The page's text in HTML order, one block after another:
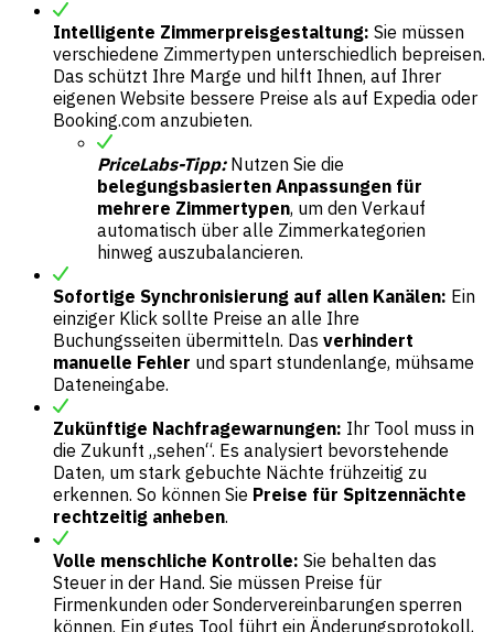
Intelligente Zimmerpreisgestaltung: Sie müssen
verschiedene Zimmertypen unterschiedlich bepreisen.
Das schützt Ihre Marge und hilft Ihnen, auf Ihrer
eigenen Website bessere Preise als auf Expedia oder
Booking.com anzubieten.
PriceLabs-Tipp:Nutzen Sie die
belegungsbasierten Anpassungen für
mehrere Zimmertypen, um den Verkauf
automatisch über alle Zimmerkategorien
hinweg auszubalancieren.
Sofortige Synchronisierung auf allen Kanälen: Ein
einziger Klick sollte Preise an alle Ihre
Buchungsseiten übermitteln. Das verhindert
manuelle Fehler und spart stundenlange, mühsame
Dateneingabe.
Zukünftige Nachfragewarnungen: Ihr Tool muss in
die Zukunft „sehen“. Es analysiert bevorstehende
Daten, um stark gebuchte Nächte frühzeitig zu
erkennen. So können Sie Preise für Spitzennächte
rechtzeitig anheben.
Volle menschliche Kontrolle: Sie behalten das
Steuer in der Hand. Sie müssen Preise für
Firmenkunden oder Sondervereinbarungen sperren
können. Ein gutes Tool führt ein Änderungsprotokoll,